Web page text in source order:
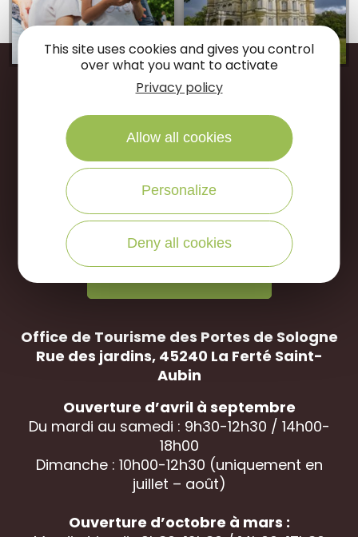
Restonsconnectés
Suivez-nous sur
NOUS ÉCRIRE
Office de Tourisme des Portes de Sologne
Rue des jardins, 45240 La Ferté Saint-
Aubin
Ouverture d’avril à septembre
Du mardi au samedi : 9h30-12h30 / 14h00-
18h00
Dimanche : 10h00-12h30 (uniquement en
juillet – août)
Ouverture d’octobre à mars :
This site uses cookies and gives you control
over what you want to activate
Privacy policy
Allow all cookies
Personalize
Deny all cookies